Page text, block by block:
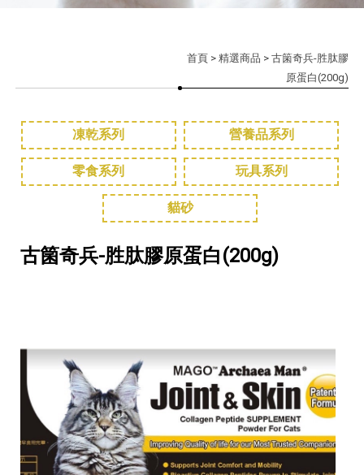
首頁 >精選商品 > 古箘奇兵-胜肽膠
原蛋白(200g)
凍乾系列 營養品系列
零食系列 玩具系列
貓砂
古箘奇兵-胜肽膠原蛋白(200g)